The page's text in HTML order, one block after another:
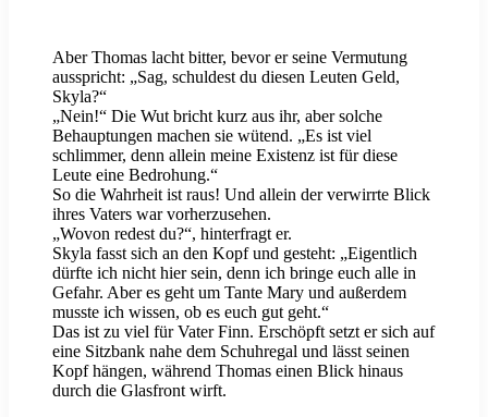
Aber Thomas lacht bitter, bevor er seine Vermutung
ausspricht: „Sag, schuldest du diesen Leuten Geld,
Skyla?“
„Nein!“ Die Wut bricht kurz aus ihr, aber solche
Behauptungen machen sie wütend. „Es ist viel
schlimmer, denn allein meine Existenz ist für diese
Leute eine Bedrohung.“
So die Wahrheit ist raus! Und allein der verwirrte Blick
ihres Vaters war vorherzusehen.
„Wovon redest du?“, hinterfragt er.
Skyla fasst sich an den Kopf und gesteht: „Eigentlich
dürfte ich nicht hier sein, denn ich bringe euch alle in
Gefahr. Aber es geht um Tante Mary und außerdem
musste ich wissen, ob es euch gut geht.“
Das ist zu viel für Vater Finn. Erschöpft setzt er sich auf
eine Sitzbank nahe dem Schuhregal und lässt seinen
Kopf hängen, während Thomas einen Blick hinaus
durch die Glasfront wirft.